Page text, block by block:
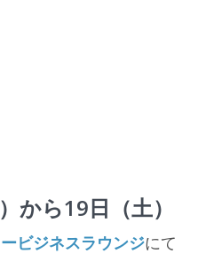
から19日（土）
ビジネスラウンジにて